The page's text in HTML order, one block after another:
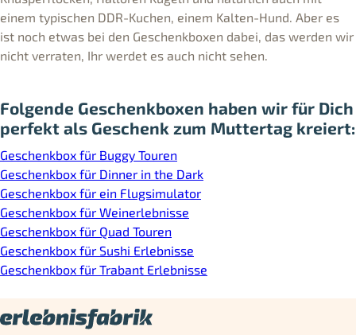
einem typischen DDR-Kuchen, einem Kalten-Hund. Aber es
ist noch etwas bei den Geschenkboxen dabei, das werden wir
nicht verraten, Ihr werdet es auch nicht sehen.
Folgende Geschenkboxen haben wir für Dich
perfekt als Geschenk zum Muttertag kreiert:
Geschenkbox für Buggy Touren
Geschenkbox für Dinner in the Dark
Geschenkbox für ein Flugsimulator
Geschenkbox für Weinerlebnisse
Geschenkbox für Quad Touren
Geschenkbox für Sushi Erlebnisse
Geschenkbox für Trabant Erlebnisse